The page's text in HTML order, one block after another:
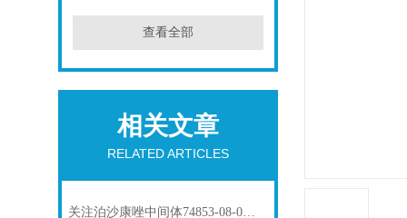
查看全部
相关文章
RELATED ARTICLES
关注泊沙康唑中间体74853-08-0市场动态